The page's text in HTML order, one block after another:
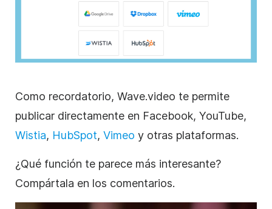
Como recordatorio, Wave.video te permite
publicar directamente en Facebook, YouTube,
Wistia, HubSpot, Vimeo y otras plataformas.
¿Qué función te parece más interesante?
Compártala en los comentarios.